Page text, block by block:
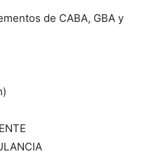
de CABA, GBA y